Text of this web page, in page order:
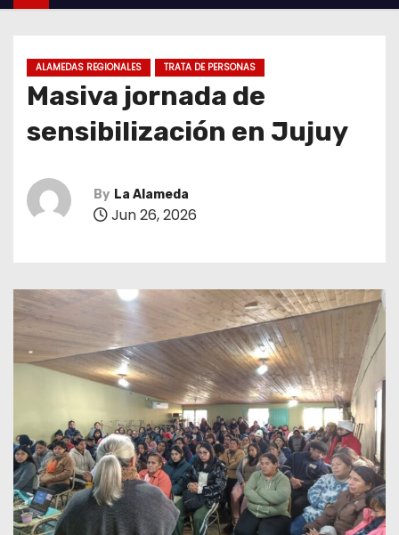
ALAMEDAS REGIONALES TRATA DE PERSONAS
Masiva jornada de
sensibilización en Jujuy
By La Alameda
Jun 26, 2026